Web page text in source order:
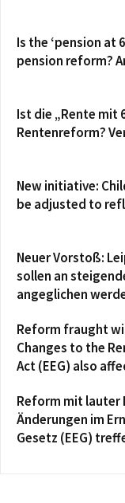
Is the ‘pension at
pension reform?
Ist die „Rente mit
Rentenreform?
New initiative:
be adjusted to
Neuer Vorstoß:
sollen an
angeglichen
Reform fraught
Changes to the
Act (EEG) also
Reform mit lauter
Änderungen im
Gesetz (EEG)